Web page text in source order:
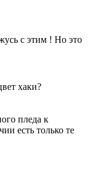
с этим ! Но это
хаки?
пледа к
есть только те